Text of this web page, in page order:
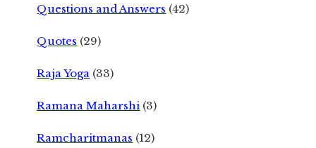
Questions and Answers (42)
Quotes (29)
Raja Yoga (33)
Ramana Maharshi (3)
Ramcharitmanas (12)